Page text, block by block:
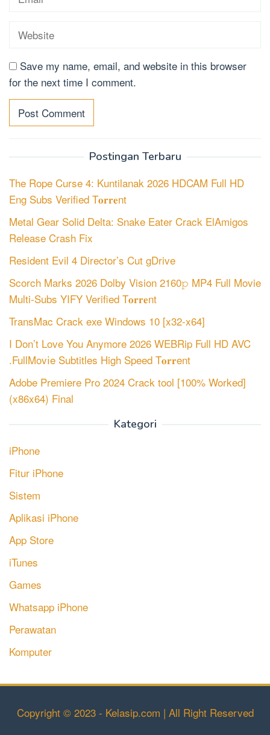
Save my name, email, and website in this browser
for the next time I comment.
Postingan Terbaru
The Rope Curse 4: Kuntilanak 2026 HDCAM Full HD
Eng Subs Verified T𝐨𝐫𝐫𝐞nt
Metal Gear Solid Delta: Snake Eater Crack ElAmigos
Release Crash Fix
Resident Evil 4 Director’s Cut gDrive
Scorch Marks 2026 Dolby Vision 2160𝚙 MP4 Full Movie
Multi-Subs YIFY Verified T𝐨𝐫𝐫𝐞nt
TransMac Crack exe Windows 10 [x32-x64]
I Don’t Love You Anymore 2026 WEBRip Full HD AVC
.FullMov𝗂e Subtitles High Speed T𝐨𝐫𝐫ent
Adobe Premiere Pro 2024 Crack tool [100% Worked]
(x86x64) Final
Kategori
iPhone
Fitur iPhone
Sistem
Aplikasi iPhone
App Store
iTunes
Games
Whatsapp iPhone
Perawatan
Komputer
Copyright © 2023 - Kelasip.com | All Right Reserved